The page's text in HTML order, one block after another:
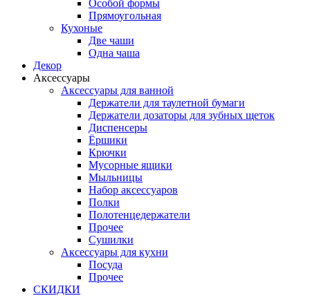
Особой формы
Прямоугольная
Кухоные
Две чаши
Одна чаша
Декор
Аксессуары
Аксессуары для ванной
Держатели для таулетной бумаги
Держатели дозаторы для зубных щеток
Диспенсеры
Ёршики
Крючки
Мусорные ящики
Мыльницы
Набор аксессуаров
Полки
Полотенцедержатели
Прочее
Сушилки
Аксессуары для кухни
Посуда
Прочее
СКИДКИ